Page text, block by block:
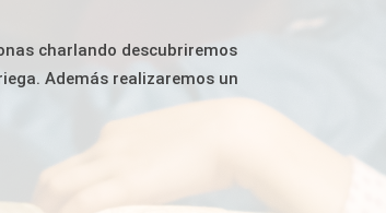
charlando descubriremos
Además realizaremos un